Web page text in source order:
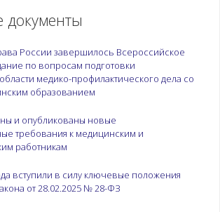
документы
России завершилось Всероссийское
по вопросам подготовки
медико-профилактического дела со
образованием
и опубликованы новые
требования к медицинским и
работникам
вступили в силу ключевые положения
от 28.02.2025 № 28-ФЗ